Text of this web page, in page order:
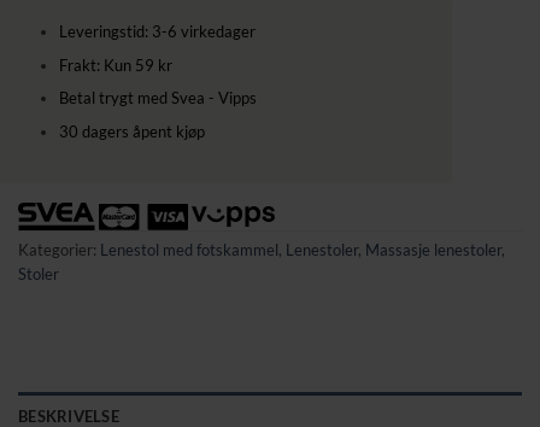
Leveringstid: 3-6 virkedager
Frakt: Kun 59 kr
Betal trygt med Svea - Vipps
30 dagers åpent kjøp
Kategorier: Lenestol med fotskammel, Lenestoler, Massasje lenestoler,
Stoler
BESKRIVELSE